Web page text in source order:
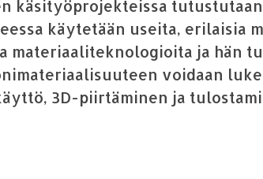
käsityöprojekteissa
käytetään useita, erilaisia
materiaaliteknologioita ja hän
voidaan
3D-piirtäminen ja